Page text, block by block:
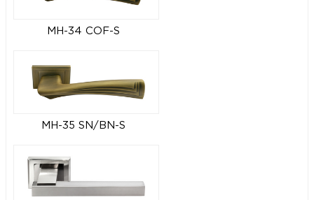
MH-34 COF-S
MH-35 SN/BN-S